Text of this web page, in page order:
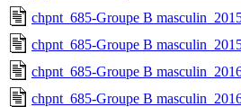
chpnt_685-Groupe B
chpnt_685-Groupe B
chpnt_685-Groupe B
chpnt_685-Groupe B